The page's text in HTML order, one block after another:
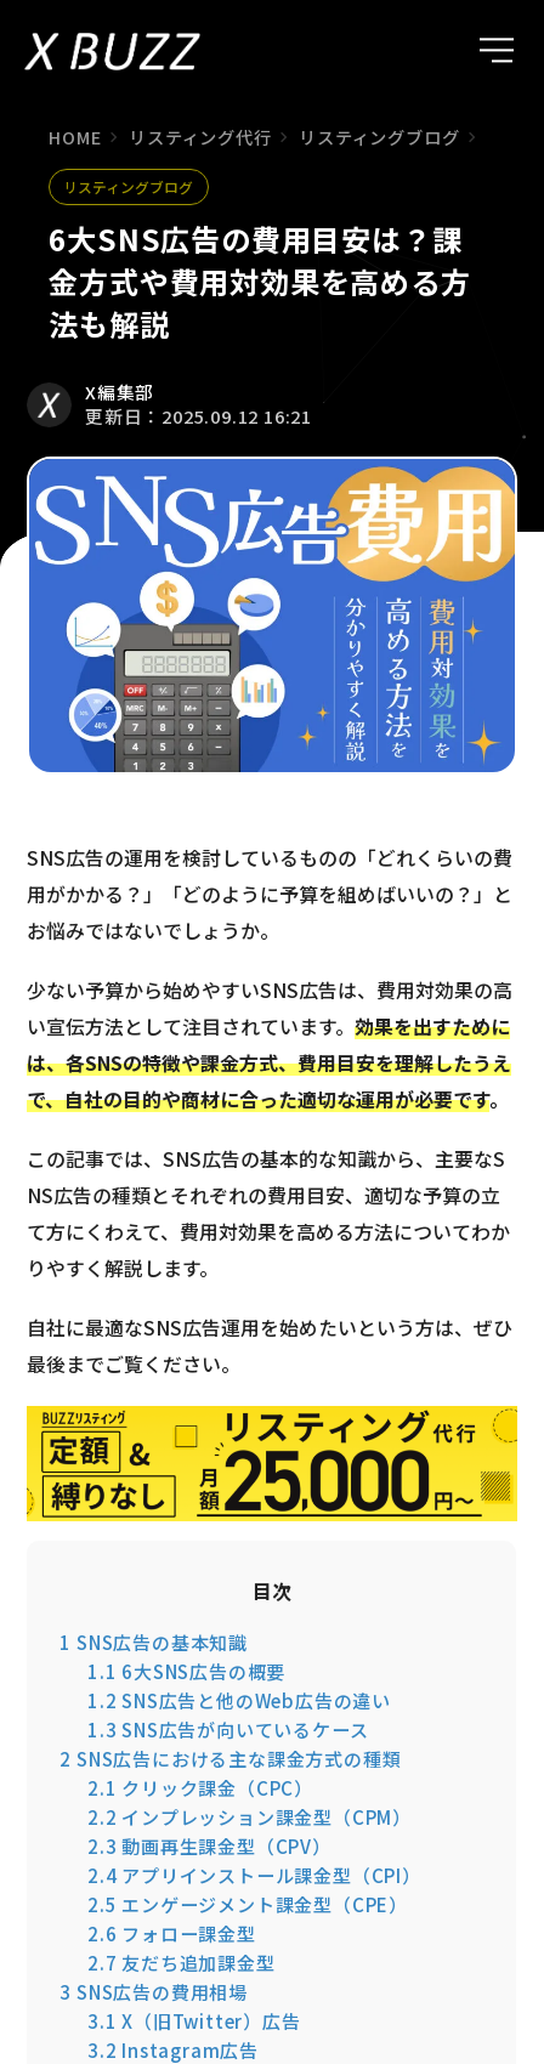
HOME リスティング代行 リスティングブログ
リスティングブログ
6大SNS広告の費用目安は？課
金方式や費用対効果を高める方
法も解説
X編集部
更新日：2025.09.12 16:21
SNS広告の運用を検討しているものの「どれくらいの費
用がかかる？」「どのように予算を組めばいいの？」と
お悩みではないでしょうか。
少ない予算から始めやすいSNS広告は、費用対効果の高
い宣伝方法として注目されています。効果を出すために
は、各SNSの特徴や課金方式、費用目安を理解したうえ
で、自社の目的や商材に合った適切な運用が必要です。
この記事では、SNS広告の基本的な知識から、主要なS
NS広告の種類とそれぞれの費用目安、適切な予算の立
て方にくわえて、費用対効果を高める方法についてわか
りやすく解説します。
自社に最適なSNS広告運用を始めたいという方は、ぜひ
最後までご覧ください。
目次
1 SNS広告の基本知識
1.1 6大SNS広告の概要
1.2 SNS広告と他のWeb広告の違い
1.3 SNS広告が向いているケース
2 SNS広告における主な課金方式の種類
2.1 クリック課金（CPC）
2.2 インプレッション課金型（CPM）
2.3 動画再生課金型（CPV）
2.4アプリインストール課金型（CPI）
2.5 エンゲージメント課金型（CPE）
2.6 フォロー課金型
2.7 友だち追加課金型
3 SNS広告の費用相場
3.1 X（旧Twitter）広告
3.2 Instagram広告